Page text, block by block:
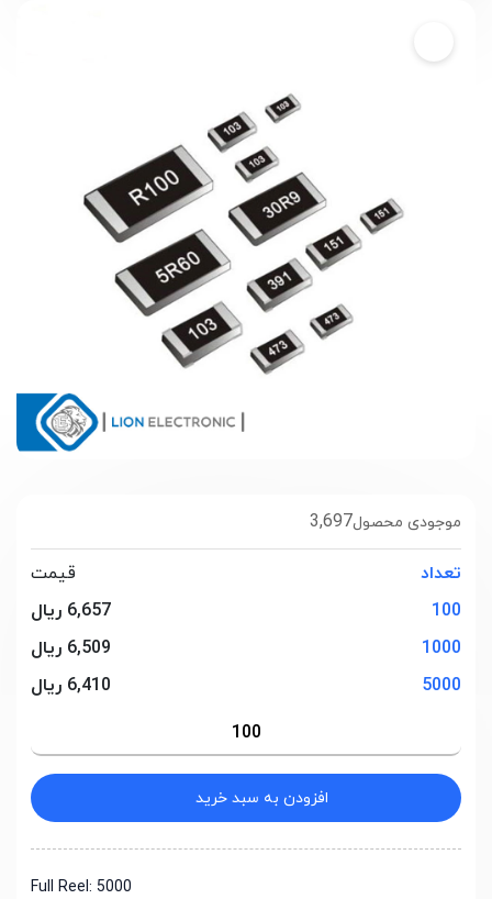
3,697موجودی محصول
تعداد
قیمت
100
6,657 ریال
1000
6,509 ریال
5000
6,410 ریال
افزودن به سبد خرید
Full Reel: 5000